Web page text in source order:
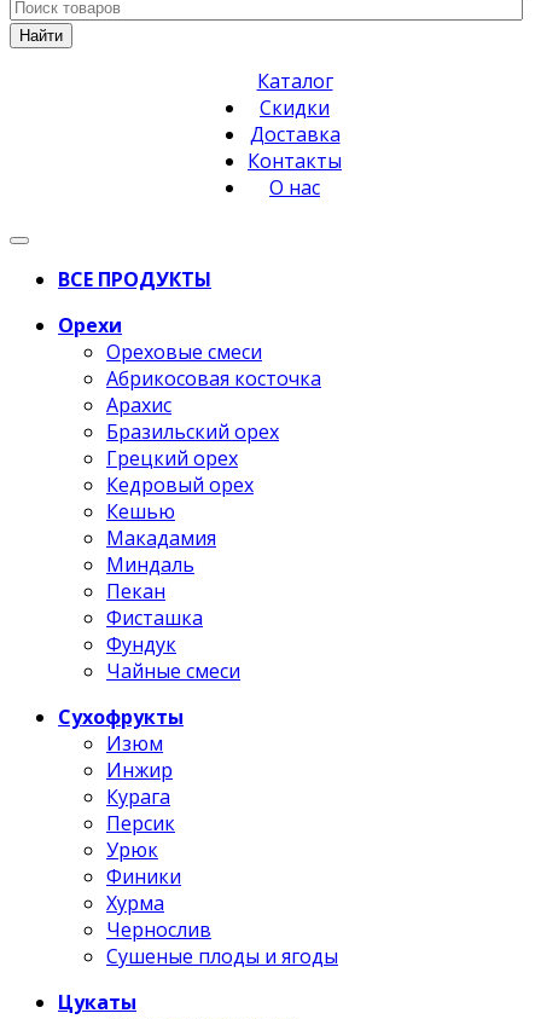
Найти
Каталог
Скидки
Доставка
Контакты
О нас
ВСЕ ПРОДУКТЫ
Орехи
Ореховые смеси
Абрикосовая косточка
Арахис
Бразильский орех
Грецкий орех
Кедровый орех
Кешью
Макадамия
Миндаль
Пекан
Фисташка
Фундук
Чайные смеси
Сухофрукты
Изюм
Инжир
Курага
Персик
Урюк
Финики
Хурма
Чернослив
Сушеные плоды и ягоды
Цукаты